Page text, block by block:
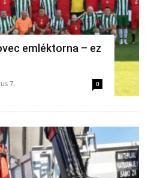
emléktorna – ez
7. 0